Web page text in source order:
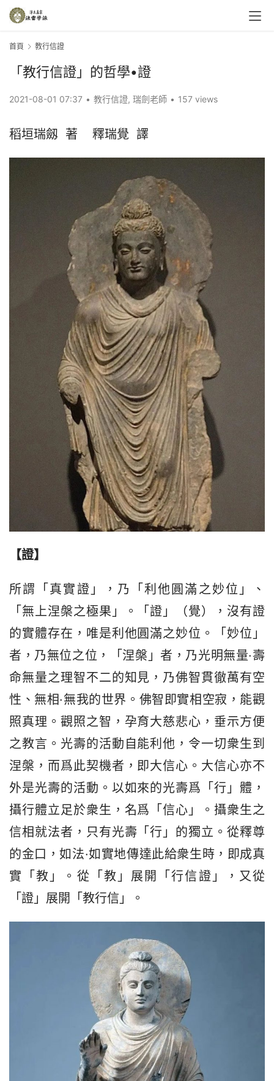
首頁 教行信證
「教行信證」的哲學•證
2021-08-01 07:37 • 教行信證, 瑞劍老師 • 157 views
稻垣瑞劔  著    釋瑞覺  譯
【證】
所謂「真實證」，乃「利他圓滿之妙位」、
「無上涅槃之極果」。「證」（覺），沒有證
的實體存在，唯是利他圓滿之妙位。「妙位」
者，乃無位之位，「涅槃」者，乃光明無量·壽
命無量之理智不二的知見，乃佛智貫徹萬有空
性、無相·無我的世界。佛智即實相空寂，能觀
照真理。觀照之智，孕育大慈悲心，垂示方便
之教言。光壽的活動自能利他，令一切衆生到
涅槃，而爲此契機者，即大信心。大信心亦不
外是光壽的活動。以如來的光壽爲「行」體，
攝行體立足於衆生，名爲「信心」。攝衆生之
信相就法者，只有光壽「行」的獨立。從釋尊
的金口，如法·如實地傳達此給衆生時，即成真
實「教」。從「教」展開「行信證」，又從
「證」展開「教行信」。